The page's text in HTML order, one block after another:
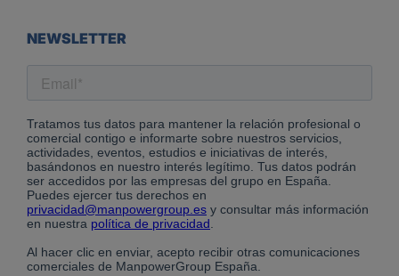
NEWSLETTER